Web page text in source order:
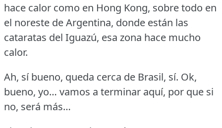
hace calor como en Hong Kong, sobre todo en
el noreste de Argentina, donde están las
cataratas del Iguazú, esa zona hace mucho
calor.
Ah, sí bueno, queda cerca de Brasil, sí. Ok,
bueno, yo… vamos a terminar aquí, por que si
no, será más…